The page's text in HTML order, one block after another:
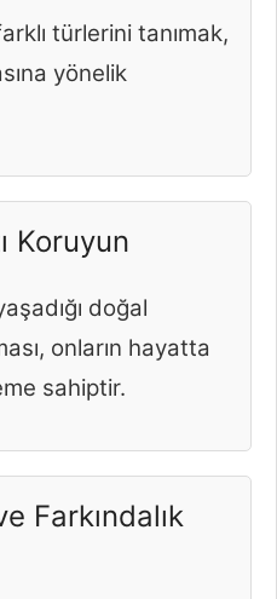
türlerini tanımak,
yönelik
Koruyun
doğal
onların hayatta
sahiptir.
Farkındalık